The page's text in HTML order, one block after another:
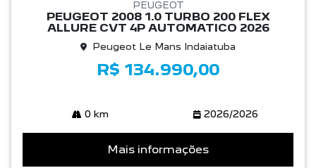
PEUGEOT
PEUGEOT 2008 1.0 TURBO 200 FLEX
ALLURE CVT 4P AUTOMATICO 2026
Peugeot Le Mans Indaiatuba
R$ 134.990,00
0 km 2026/2026
Mais informações